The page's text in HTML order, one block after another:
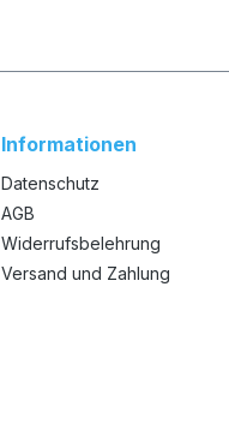
Informationen
Datenschutz
AGB
Widerrufsbelehrung
Versand und Zahlung